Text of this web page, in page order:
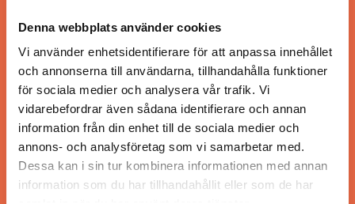
Denna webbplats använder cookies
Vi använder enhetsidentifierare för att anpassa innehållet
och annonserna till användarna, tillhandahålla funktioner
för sociala medier och analysera vår trafik. Vi
vidarebefordrar även sådana identifierare och annan
information från din enhet till de sociala medier och
annons- och analysföretag som vi samarbetar med.
Dessa kan i sin tur kombinera informationen med annan
information som du har tillhandahållit eller som de har
Tidningen ges ut avVisita
ANSVARIG UTGIVARE
Jonas Siljhammar
UPPHOVSRÄTT